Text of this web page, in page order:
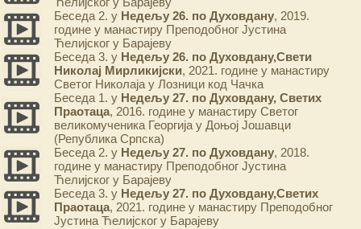
Беседа 2. у Недељу 26. по Духовдану, 2019.
године у манастиру Преподобног Јустина
Ћелијског у Барајеву
Беседа 3. у Недељу 26. по Духовдану,Свети
Николај Мирликијски, 2021. године у манастиру
Светог Николаја у Лозници код Чачка
Беседа 1. у Недељу 27. по Духовдану, Светих
Праотаца, 2016. године у манастиру Светог
великомученика Георгија у Доњој Јошавци
(Република Српска)
Беседа 2. у Недељу 27. по Духовдану, 2018.
године у манастиру Преподобног Јустина
Ћелијског у Барајеву
Беседа 3. у Недељу 27. по Духовдану,Светих
Праотаца, 2021. године у манастиру Преподобног
Јустина Ћелијског у Барајеву